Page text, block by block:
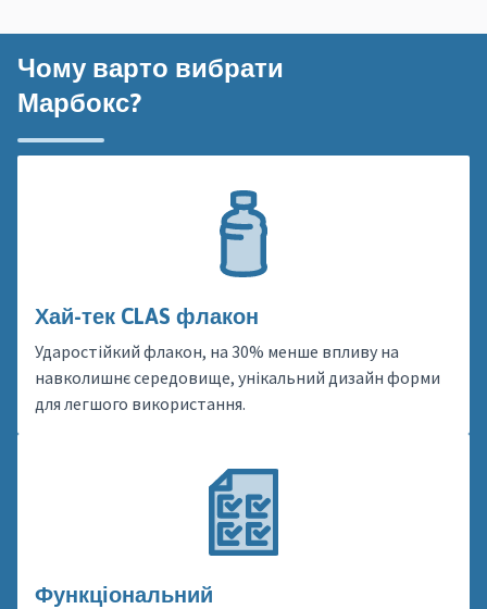
Чому варто вибрати
Марбокс?
Хай-тек CLAS флакон
Ударостійкий флакон, на 30% менше впливу на
навколишнє середовище, унікальний дизайн форми
для легшого використання.
Функціональний